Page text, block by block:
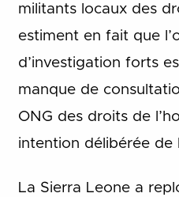
militants locaux des
estiment en fait que
d’investigation forts
manque de
ONG des droits de
intention délibérée de
La Sierra Leone a